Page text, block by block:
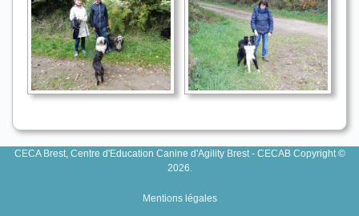
CECA Brest, Centre d'Education Canine d'Agility Brest - CECAB Copyright ©
2026.
Mentions légales